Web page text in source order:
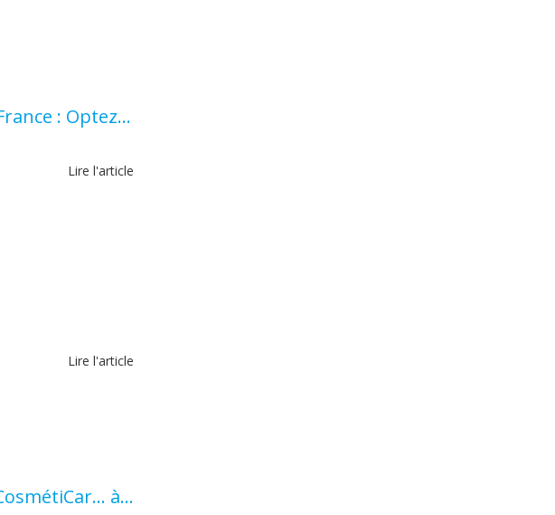
Sécheresse et lavage automobile en France : Optez pour une solution éco-responsable avec CosmétiCar !
Lire l'article
Lire l'article
Une nouvelle success story made in CosmétiCar... à Saint-Tropez !